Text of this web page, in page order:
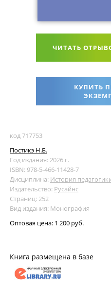
ЧИТАТЬ
КУПИТЬ
код 717753
Постикэ Н.Б.
Год издания: 2026 г.
ISBN: 978-5-466-11428-7
Дисциплина: История
Издательство: Русайнс
Страниц: 252
Вид издания: Монография
Оптовая цена: 1 200 руб.
Книга размещена в базе